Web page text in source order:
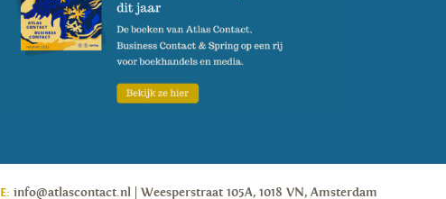
E: info@atlascontact.nl Weesperstraat 105A, 1018 VN, Amsterdam